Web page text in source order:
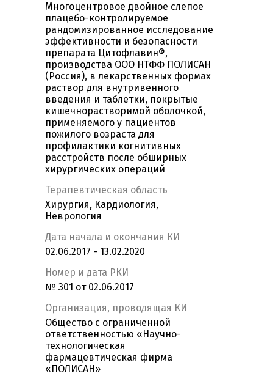
Многоцентровое двойное слепое
плацебо-контролируемое
рандомизированное исследование
эффективности и безопасности
препарата Цитофлавин®,
производства ООО НТФФ ПОЛИСАН
(Россия), в лекарственных формах
раствор для внутривенного
введения и таблетки, покрытые
кишечнорастворимой оболочкой,
применяемого у пациентов
пожилого возраста для
профилактики когнитивных
расстройств после обширных
хирургических операций
Терапевтическая область
Хирургия, Кардиология,
Неврология
Дата начала и окончания КИ
02.06.2017 - 13.02.2020
Номер и дата РКИ
№ 301 от 02.06.2017
Организация, проводящая КИ
Общество с ограниченной
ответственностью «Научно-
технологическая
фармацевтическая фирма
«ПОЛИСАН»